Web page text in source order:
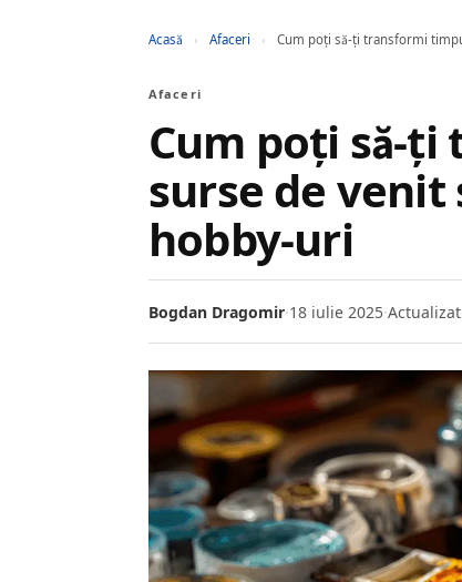
Acasă › Afaceri › Cum poţi să-ţi transformi
Afaceri
Cum poţi să-
surse de venit
hobby-uri
Bogdan Dragomir·18 iulie 2025·